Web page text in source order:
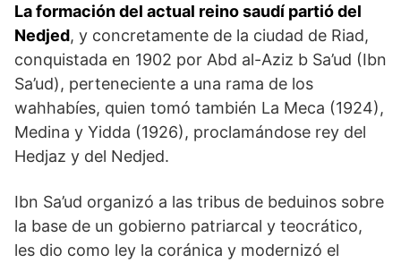
La formación del actual reino saudí partió del
Nedjed, y concretamente de la ciudad de Riad,
conquistada en 1902 por Abd al-Aziz b Sa’ud (Ibn
Sa’ud), perteneciente a una rama de los
wahhabíes, quien tomó también La Meca (1924),
Medina y Yidda (1926), proclamándose rey del
Hedjaz y del Nedjed.
Ibn Sa’ud organizó a las tribus de beduinos sobre
la base de un gobierno patriarcal y teocrático,
les dio como ley la coránica y modernizó el